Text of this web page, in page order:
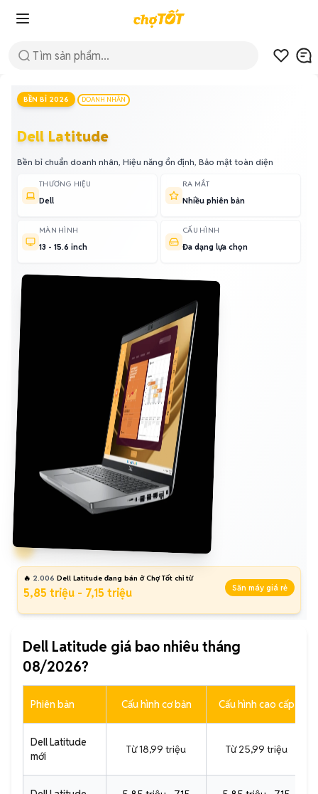
BỀN BỈ 2026 DOANH NHÂN
Dell Latitude
Bền bỉ chuẩn doanh nhân, Hiệu năng ổn định, Bảo mật toàn diện
THƯƠNG HIỆU
Dell
RA MẮT
Nhiều phiên bản
MÀN HÌNH
13 - 15.6 inch
CẤU HÌNH
Đa dạng lựa chọn
🔥 2.006 Dell Latitude đang bán ở Chợ Tốt chỉ từ
5,85 triệu - 7,15 triệu Săn máy giá rẻ
Dell Latitude giá bao nhiêu tháng
08/2026?
Phiên bản Cấu hình cơ bản Cấu hình cao cấp
Dell Latitude
mới
Từ 18,99 triệu Từ 25,99 triệu